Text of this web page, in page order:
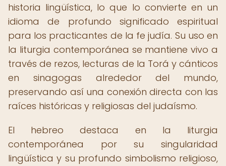
historia lingüística, lo que lo convierte en un
idioma de profundo significado espiritual
para los practicantes de la fe judía. Su uso en
la liturgia contemporánea se mantiene vivo a
través de rezos, lecturas de la Torá y cánticos
en sinagogas alrededor del mundo,
preservando así una conexión directa con las
raíces históricas y religiosas del judaísmo.
El hebreo destaca en la liturgia
contemporánea por su singularidad
lingüística y su profundo simbolismo religioso,